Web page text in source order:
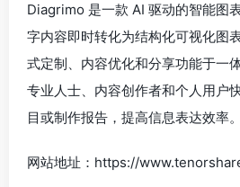
Diagrimo 是一款 AI 驱动的智能图
字内容即时转化为结构化可视化图
式定制、内容优化和分享功能于一
专业人士、内容创作者和个人用户
目或制作报告，提高信息表达效率。
网站地址：https://